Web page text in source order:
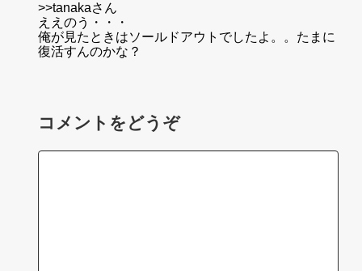
>>tanakaさん
ええのう・・・
俺が見たときはソールドアウトでしたよ。。たまに
復活すんのかな？
コメントをどうぞ